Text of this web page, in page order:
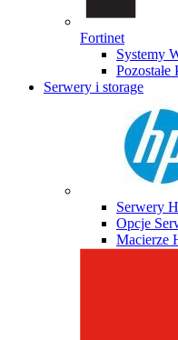
Fortinet
Systemy
Serwery i storage
Serwery
Opcje
Macierze